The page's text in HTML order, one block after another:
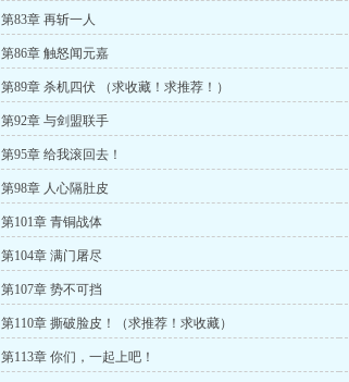
第83章 再斩一人
第86章 触怒闻元嘉
第89章 杀机四伏 （求收藏！求推荐！）
第92章 与剑盟联手
第95章 给我滚回去！
第98章 人心隔肚皮
第101章 青铜战体
第104章 满门屠尽
第107章 势不可挡
第110章 撕破脸皮！（求推荐！求收藏）
第113章 你们，一起上吧！